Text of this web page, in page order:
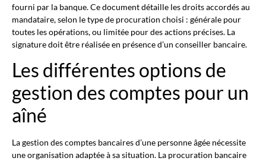
fourni par la banque. Ce document détaille les droits accordés au
mandataire, selon le type de procuration choisi : générale pour
toutes les opérations, ou limitée pour des actions précises. La
signature doit être réalisée en présence d’un conseiller bancaire.
Les différentes options de
gestion des comptes pour un
aîné
La gestion des comptes bancaires d’une personne âgée nécessite
une organisation adaptée à sa situation. La procuration bancaire